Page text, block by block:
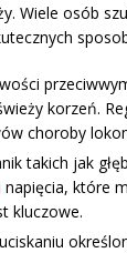
Wiele osób
korzeń.
choroby
takich jak
napięcia, które
kluczowe.